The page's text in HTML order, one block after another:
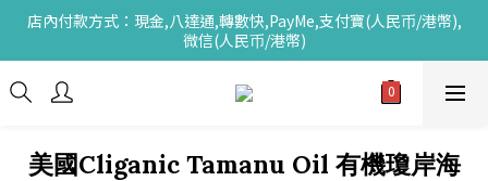
店內付款方式：現金,八達通,轉數快,PayMe,支付寶(人民币/港幣),
微信(人民币/港幣)
美國Cliganic Tamanu Oil 有機瓊岸海